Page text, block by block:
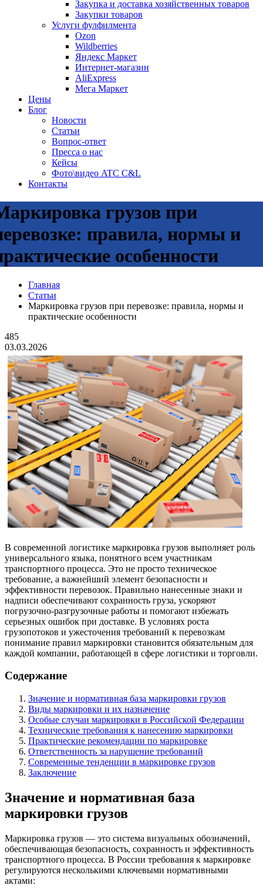
Закупка и доставка хозяйственных товаров
Закупки товаров
Услуги фулфилмента
Ozon
Wildberries
Яндекс Маркет
Интернет-магазин
AliExpress
Мега Маркет
Цены
Блог
Новости
Статьи
Вопрос-ответ
Пресса о нас
Кейсы
Фото\видео ATC C&L
Контакты
грузов при
правила, нормы и
особенности
Главная
Статьи
Маркировка грузов при перевозке: правила, нормы и
практические особенности
485
03.03.2026
В современной логистике маркировка грузов выполняет роль
универсального языка, понятного всем участникам
транспортного процесса. Это не просто техническое
требование, а важнейший элемент безопасности и
эффективности перевозок. Правильно нанесенные знаки и
надписи обеспечивают сохранность груза, ускоряют
погрузочно-разгрузочные работы и помогают избежать
серьезных ошибок при доставке. В условиях роста
грузопотоков и ужесточения требований к перевозкам
понимание правил маркировки становится обязательным для
каждой компании, работающей в сфере логистики и торговли.
Содержание
Значение и нормативная база маркировки грузов
Виды маркировки и их назначение
Особые случаи маркировки в Российской Федерации
Технические требования к нанесению маркировки
Практические рекомендации по маркировке
Ответственность за нарушение требований
Современные тенденции в маркировке грузов
Заключение
Значение и нормативная база
маркировки грузов
Маркировка грузов — это система визуальных обозначений,
обеспечивающая безопасность, сохранность и эффективность
транспортного процесса. В России требования к маркировке
регулируются несколькими ключевыми нормативными
актами: